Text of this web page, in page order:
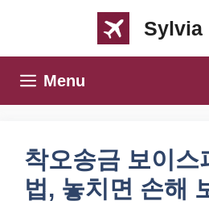
Sylvia
Menu
착오송금 보이스
법, 놓치면 손해